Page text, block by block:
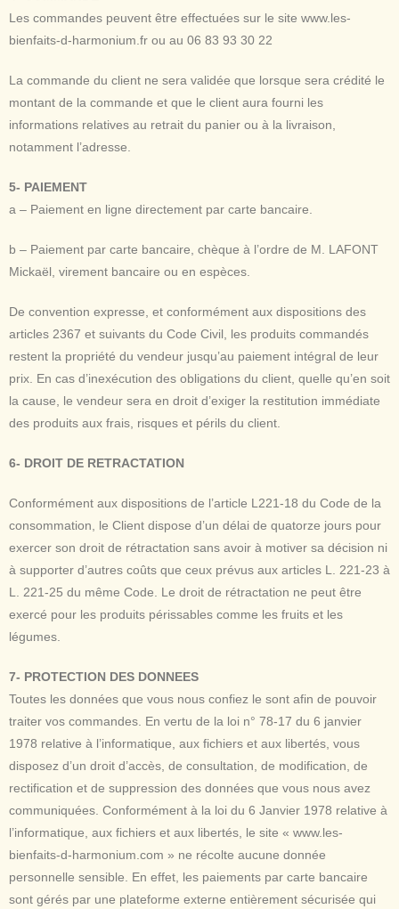
Les commandes peuvent être effectuées sur le site www.les-
bienfaits-d-harmonium.fr ou au 06 83 93 30 22
La commande du client ne sera validée que lorsque sera crédité le
montant de la commande et que le client aura fourni les
informations relatives au retrait du panier ou à la livraison,
notamment l’adresse.
5- PAIEMENT
a – Paiement en ligne directement par carte bancaire.
b – Paiement par carte bancaire, chèque à l’ordre de M. LAFONT
Mickaël, virement bancaire ou en espèces.
De convention expresse, et conformément aux dispositions des
articles 2367 et suivants du Code Civil, les produits commandés
restent la propriété du vendeur jusqu’au paiement intégral de leur
prix. En cas d’inexécution des obligations du client, quelle qu’en soit
la cause, le vendeur sera en droit d’exiger la restitution immédiate
des produits aux frais, risques et périls du client.
6- DROIT DE RETRACTATION
Conformément aux dispositions de l’article L221-18 du Code de la
consommation, le Client dispose d’un délai de quatorze jours pour
exercer son droit de rétractation sans avoir à motiver sa décision ni
à supporter d’autres coûts que ceux prévus aux articles L. 221-23 à
L. 221-25 du même Code. Le droit de rétractation ne peut être
exercé pour les produits périssables comme les fruits et les
légumes.
7- PROTECTION DES DONNEES
Toutes les données que vous nous confiez le sont afin de pouvoir
traiter vos commandes. En vertu de la loi n° 78-17 du 6 janvier
1978 relative à l’informatique, aux fichiers et aux libertés, vous
disposez d’un droit d’accès, de consultation, de modification, de
rectification et de suppression des données que vous nous avez
communiquées. Conformément à la loi du 6 Janvier 1978 relative à
l’informatique, aux fichiers et aux libertés, le site « www.les-
bienfaits-d-harmonium.com » ne récolte aucune donnée
personnelle sensible. En effet, les paiements par carte bancaire
sont gérés par une plateforme externe entièrement sécurisée qui